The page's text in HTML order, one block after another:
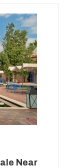
Near